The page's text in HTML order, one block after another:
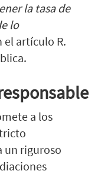
la tasa de
lo
el artículo R.
a los
un riguroso